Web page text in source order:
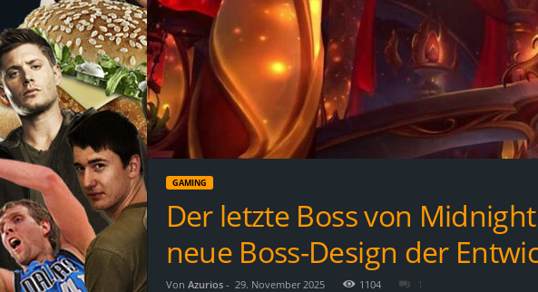
o
d
e
i
GAMING
Der letzte Boss von
neue Boss-Design der
Von Azurios- 29. November 2025 1104 1